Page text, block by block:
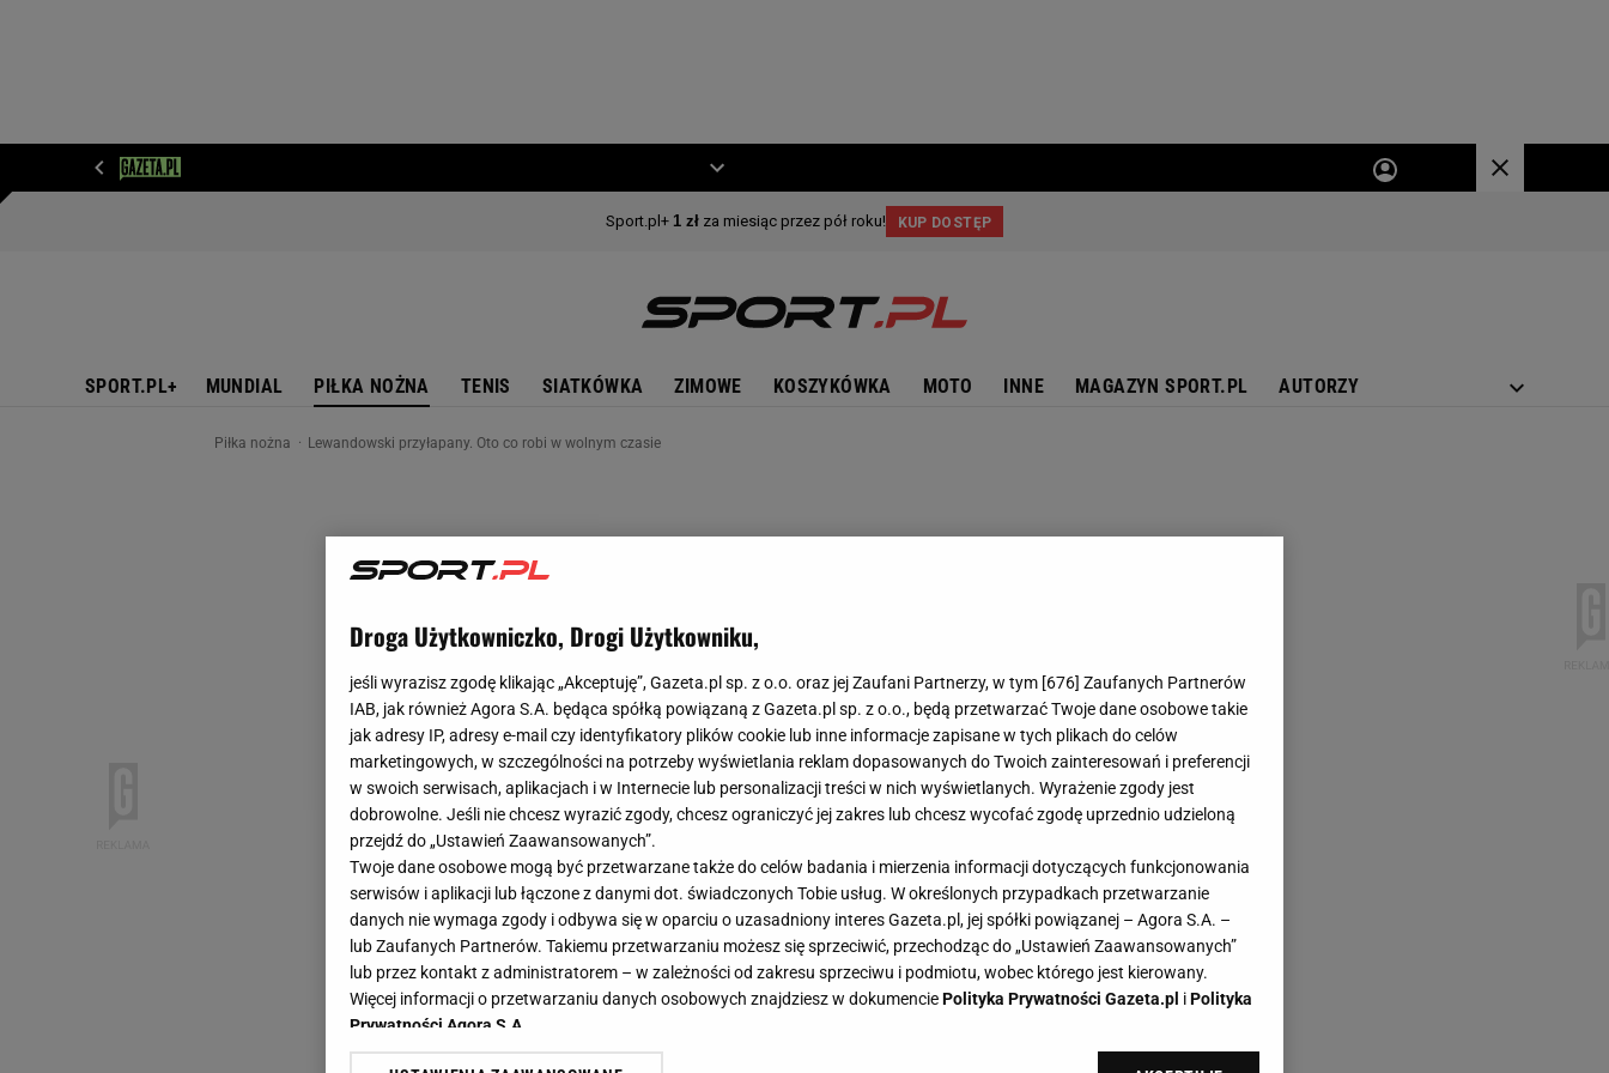
SPORT.PL+ MUNDIAL PIŁKA NOŻNA TENIS SIATKÓWKA ZIMOWE KOSZYKÓWKA MOTO INNE MAGAZYN SPORT.PL AUTORZY
Piłka nożna Lewandowski przyłapany. Oto co robi w wolnym czasie
Droga Użytkowniczko, Drogi Użytkowniku,
jeśli wyrazisz zgodę klikając „Akceptuję”, Gazeta.pl sp. z o.o. oraz jej Zaufani Partnerzy, w tym [676] Zaufanych Partnerów
IAB, jak również Agora S.A. będąca spółką powiązaną z Gazeta.pl sp. z o.o., będą przetwarzać Twoje dane osobowe takie
jak adresy IP, adresy e-mail czy identyfikatory plików cookie lub inne informacje zapisane w tych plikach do celów
marketingowych, w szczególności na potrzeby wyświetlania reklam dopasowanych do Twoich zainteresowań i preferencji
w swoich serwisach, aplikacjach i w Internecie lub personalizacji treści w nich wyświetlanych. Wyrażenie zgody jest
dobrowolne. Jeśli nie chcesz wyrazić zgody, chcesz ograniczyć jej zakres lub chcesz wycofać zgodę uprzednio udzieloną
przejdź do „Ustawień Zaawansowanych”.
Twoje dane osobowe mogą być przetwarzane także do celów badania i mierzenia informacji dotyczących funkcjonowania
serwisów i aplikacji lub łączone z danymi dot. świadczonych Tobie usług. W określonych przypadkach przetwarzanie
danych nie wymaga zgody i odbywa się w oparciu o uzasadniony interes Gazeta.pl, jej spółki powiązanej – Agora S.A. –
lub Zaufanych Partnerów. Takiemu przetwarzaniu możesz się sprzeciwić, przechodząc do „Ustawień Zaawansowanych”
lub przez kontakt z administratorem – w zależności od zakresu sprzeciwu i podmiotu, wobec którego jest kierowany.
Więcej informacji o przetwarzaniu danych osobowych znajdziesz w dokumenciePolityka Prywatności Gazeta.pl iPolityka
Prywatności Agora S.A.